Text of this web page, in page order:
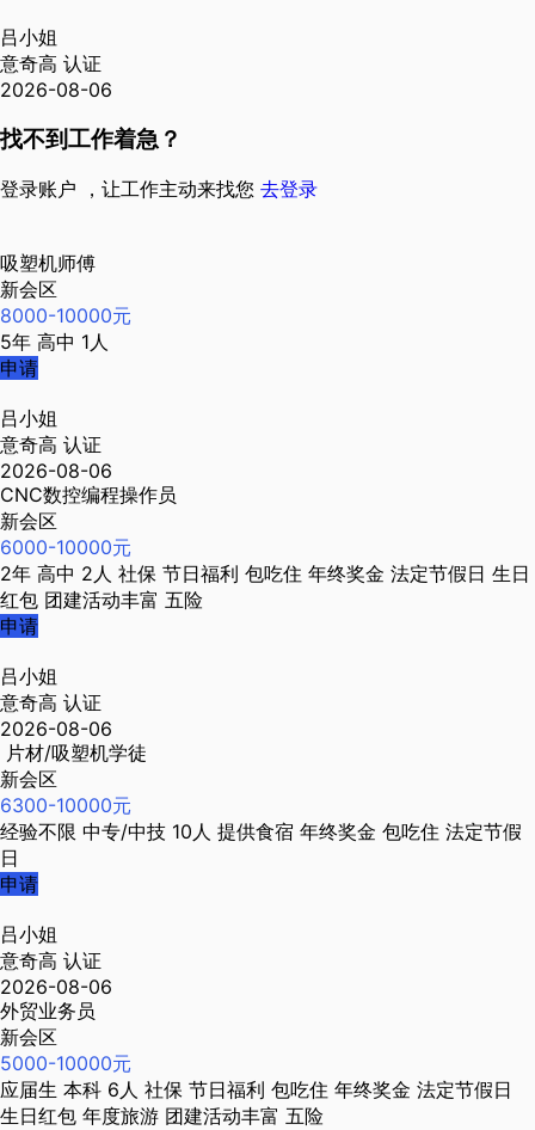
吕小姐
意奇高 认证
2026-08-06
找不到工作着急？
登录账户 ，让工作主动来找您 去登录
吸塑机师傅
新会区
8000-10000元
5年 高中 1人
申请
吕小姐
意奇高 认证
2026-08-06
CNC数控编程操作员
新会区
6000-10000元
2年 高中 2人 社保 节日福利 包吃住 年终奖金 法定节假日 生日
红包 团建活动丰富 五险
申请
吕小姐
意奇高 认证
2026-08-06
片材/吸塑机学徒
新会区
6300-10000元
经验不限 中专/中技 10人 提供食宿 年终奖金 包吃住 法定节假
日
申请
吕小姐
意奇高 认证
2026-08-06
外贸业务员
新会区
5000-10000元
应届生 本科 6人 社保 节日福利 包吃住 年终奖金 法定节假日
生日红包 年度旅游 团建活动丰富 五险